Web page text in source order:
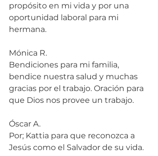
propósito en mi vida y por una
oportunidad laboral para mi
hermana.
Mónica R.
Bendiciones para mi familia,
bendice nuestra salud y muchas
gracias por el trabajo. Oración para
que Dios nos provee un trabajo.
Óscar A.
Por; Kattia para que reconozca a
Jesús como el Salvador de su vida.